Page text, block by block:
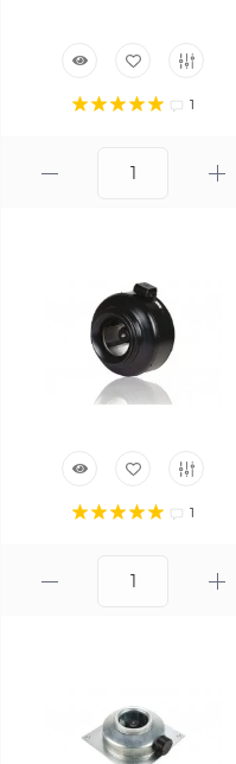
1
1